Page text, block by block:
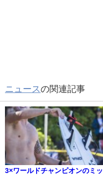
ニュースの関連記事
3×ワールドチャンピオンのミッ